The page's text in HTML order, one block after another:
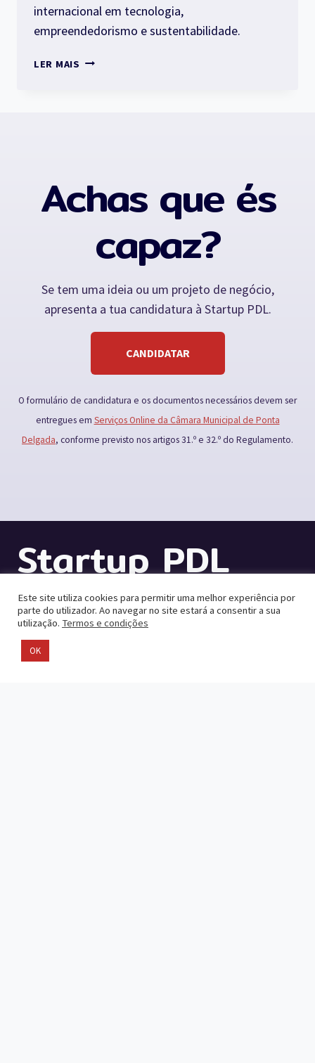
internacional em tecnologia,
empreendedorismo e sustentabilidade.
LER MAIS STARTUP
Achas que és
capaz?
Se tem uma ideia ou um projeto de negócio,
apresenta a tua candidatura à Startup PDL.
CANDIDATAR
O formulário de candidatura e os documentos necessários devem ser
entregues em Serviços Online da Câmara Municipal de Ponta
Delgada, conforme previsto nos artigos 31.º e 32.º do Regulamento.
Startup PDL
PAVILHÃO 2.1 – PRACETA 2
Rua Azores Parque, 102
9500-794 Ponta Delgada (São Roque)
Este site utiliza cookies para permitir uma melhor experiência por
parte do utilizador. Ao navegar no site estará a consentir a sua
utilização. Termos e condições
OK